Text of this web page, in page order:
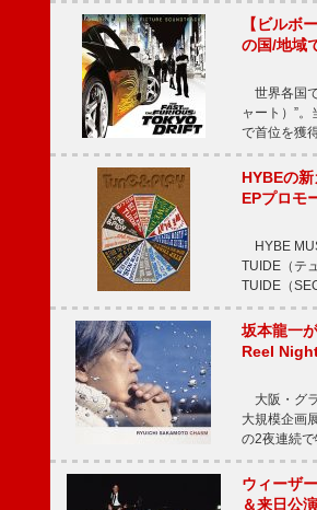
【ビルボ
の国/地域
世界各国
ャート）”
で首位を獲
HYBEの
EPプロモ
HYBE
TUIDE（テ
TUIDE（
坂本龍一
Reel
大阪・グ
大規模企画
の2夜連続
ウィーザ
＆来日公